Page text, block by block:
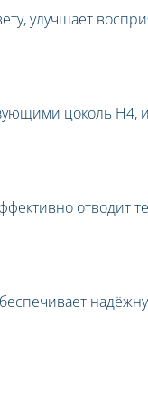
улучшает
цоколь H4,
отводит